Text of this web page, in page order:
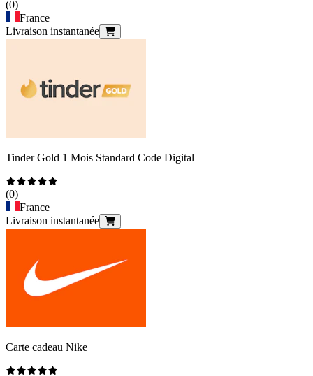
(0)
France
Livraison instantanée
Tinder Gold 1 Mois Standard Code Digital
(0)
France
Livraison instantanée
Carte cadeau Nike